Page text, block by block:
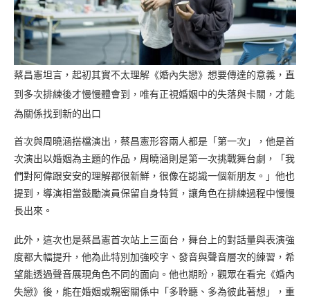
蔡昌憲坦言，起初其實不太理解《婚內失戀》想要傳達的意義，直
到多次排練後才慢慢體會到，唯有正視婚姻中的失落與卡關，才能
為關係找到新的出口
首次與周曉涵搭檔演出，蔡昌憲形容兩人都是「第一次」，他是首
次演出以婚姻為主題的作品，周曉涵則是第一次挑戰舞台劇，「我
們對阿偉跟安安的理解都很新鮮，很像在認識一個新朋友。」他也
提到，導演相當鼓勵演員保留自身特質，讓角色在排練過程中慢慢
長出來。
此外，這次也是蔡昌憲首次站上三面台，舞台上的對話量與表演強
度都大幅提升，他為此特別加強咬字、發音與聲音層次的練習，希
望能透過聲音展現角色不同的面向。他也期盼，觀眾在看完《婚內
失戀》後，能在婚姻或親密關係中「多聆聽、多為彼此著想」，重